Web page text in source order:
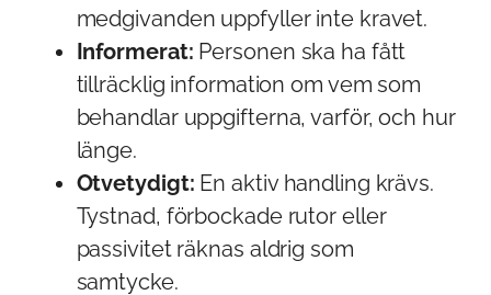
medgivanden uppfyller inte kravet.
Informerat: Personen ska ha fått
tillräcklig information om vem som
behandlar uppgifterna, varför, och hur
länge.
Otvetydigt: En aktiv handling krävs.
Tystnad, förbockade rutor eller
passivitet räknas aldrig som
samtycke.